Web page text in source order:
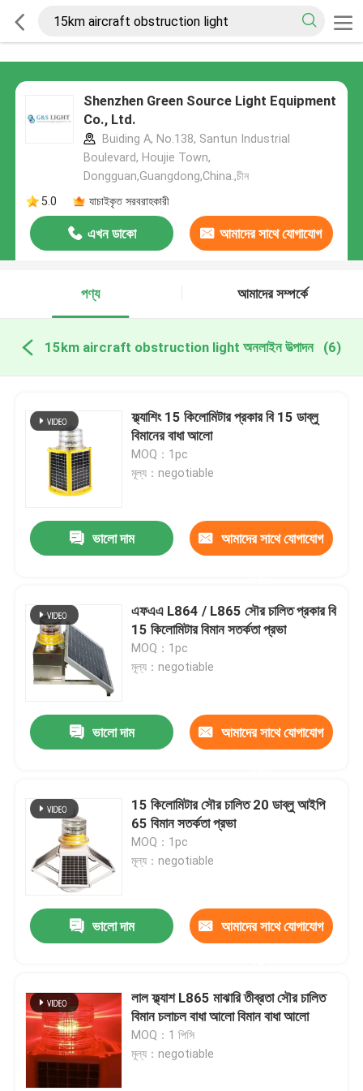
Shenzhen Green Source Light Equipment
Co., Ltd.
Buiding A, No.138, Santun Industrial
Boulevard, Houjie Town,
Dongguan,Guangdong,China.,চীন
5.0
যাচাইকৃত সরবরাহকারী
এখন ডাকো আমাদের সাথে যোগাযোগ
পণ্য
আমাদের সম্পর্কে
15km aircraft obstruction light অনলাইন উত্পাদন (6)
ফ্ল্যাশিং 15 কিলোমিটার প্রকার বি 15 ডাব্লু
বিমানের বাধা আলো
MOQ：1pc
মূল্য：negotiable
ভালো দাম আমাদের সাথে যোগাযোগ
এফএএ L864 / L865 সৌর চালিত প্রকার বি
15 কিলোমিটার বিমান সতর্কতা প্রভা
MOQ：1pc
মূল্য：negotiable
ভালো দাম আমাদের সাথে যোগাযোগ
15 কিলোমিটার সৌর চালিত 20 ডাব্লু আইপি
65 বিমান সতর্কতা প্রভা
MOQ：1pc
মূল্য：negotiable
ভালো দাম আমাদের সাথে যোগাযোগ
লাল ফ্ল্যাশ L865 মাঝারি তীব্রতা সৌর চালিত
বিমান চলাচল বাধা আলো বিমান বাধা আলো
MOQ：1 পিসি
মূল্য：negotiable